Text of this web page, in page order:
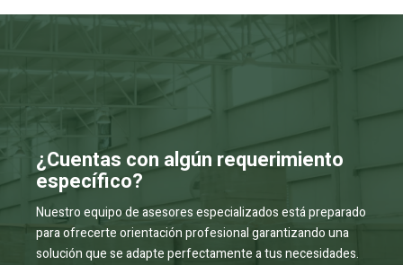
¿Cuentas con algún requerimiento
específico?
Nuestro equipo de asesores especializados está preparado
para ofrecerte orientación profesional garantizando una
solución que se adapte perfectamente a tus necesidades.